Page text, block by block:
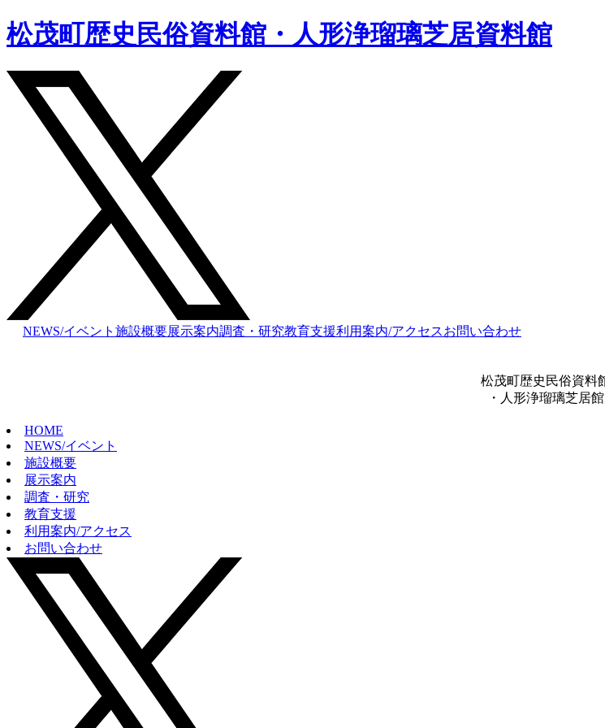
松茂町歴史民俗資料館・人形浄瑠璃芝居資料館
NEWS/イベント 施設概要展示案内調査・研究教育支援利用案内/アクセスお問い合わせ
松茂町歴史民俗資料
・人形浄瑠璃芝居館
HOME
NEWS/イベント
施設概要
展示案内
調査・研究
教育支援
利用案内/アクセス
お問い合わせ